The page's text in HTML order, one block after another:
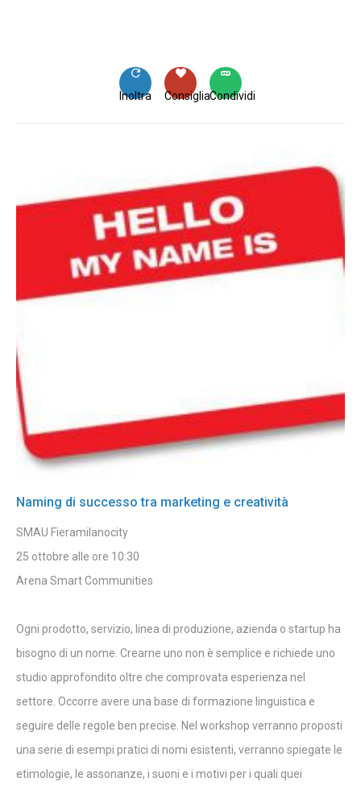
Condividi
Consiglia
Inoltra
Naming di successo tra marketing e creatività
SMAU Fieramilanocity
25 ottobre alle ore 10:30
Arena Smart Communities
Ogni prodotto, servizio, linea di produzione, azienda o startup ha
bisogno di un nome. Crearne uno non è semplice e richiede uno
studio approfondito oltre che comprovata esperienza nel
settore. Occorre avere una base di formazione linguistica e
seguire delle regole ben precise. Nel workshop verranno proposti
una serie di esempi pratici di nomi esistenti, verranno spiegate le
etimologie, le assonanze, i suoni e i motivi per i quali quei